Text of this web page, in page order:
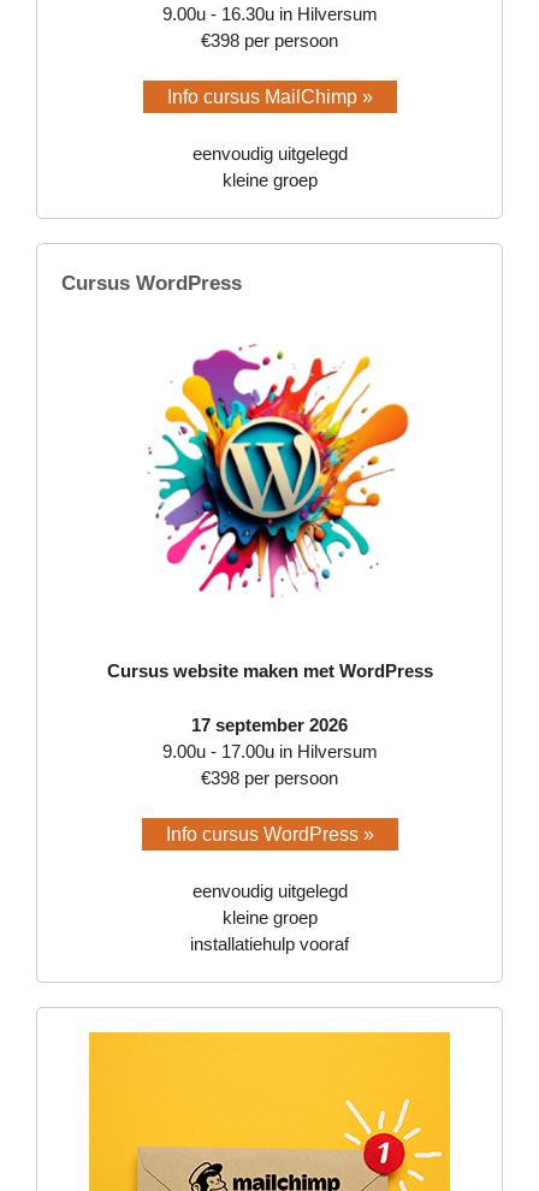
9.00u - 16.30u in Hilversum
€398 per persoon
Info cursus MailChimp »
eenvoudig uitgelegd
kleine groep
Cursus WordPress
Cursus website maken met WordPress
17 september 2026
9.00u - 17.00u in Hilversum
€398 per persoon
Info cursus WordPress »
eenvoudig uitgelegd
kleine groep
installatiehulp vooraf